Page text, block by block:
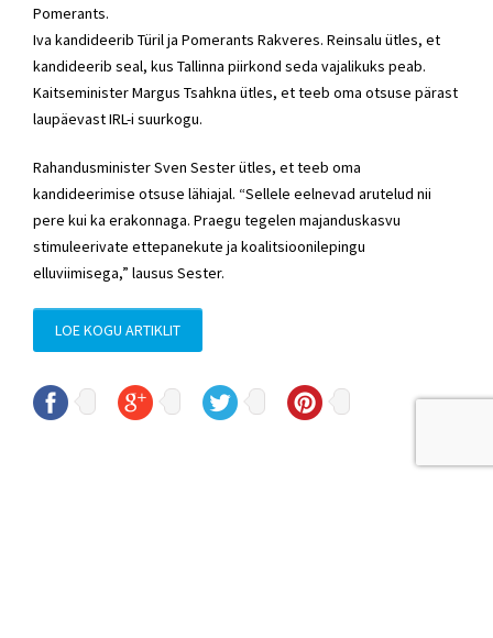
Pomerants.
Iva kandideerib Türil ja Pomerants Rakveres. Reinsalu ütles, et
kandideerib seal, kus Tallinna piirkond seda vajalikuks peab.
Kaitseminister Margus Tsahkna ütles, et teeb oma otsuse pärast
laupäevast IRL-i suurkogu.
Rahandusminister Sven Sester ütles, et teeb oma
kandideerimise otsuse lähiajal. “Sellele eelnevad arutelud nii
pere kui ka erakonnaga. Praegu tegelen majanduskasvu
stimuleerivate ettepanekute ja koalitsioonilepingu
elluviimisega,” lausus Sester.
LOE KOGU ARTIKLIT